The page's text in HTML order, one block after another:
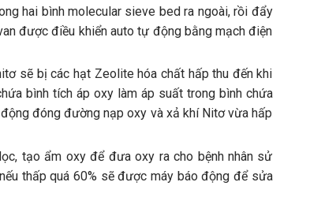
hai bình molecular sieve bed ra ngoài, rồi đẩy
được điều khiển auto tự động bằng mạch điện
sẽ bị các hạt Zeolite hóa chất hấp thu đến khi
bình tích áp oxy làm áp suất trong bình chứa
đóng đường nạp oxy và xả khí Nitơ vừa hấp
tạo ẩm oxy để đưa oxy ra cho bệnh nhân sử
thấp quá 60% sẽ được máy báo động để sửa